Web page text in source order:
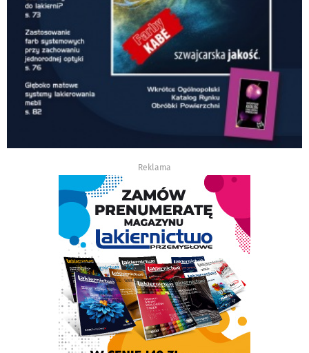
Reklama